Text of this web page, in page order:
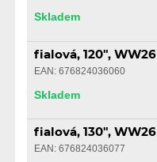
Skladem
fialová, 120", WW26
EAN: 676824036060
Skladem
fialová, 130", WW26
EAN: 676824036077